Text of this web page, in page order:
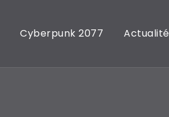
Cyberpunk 2077